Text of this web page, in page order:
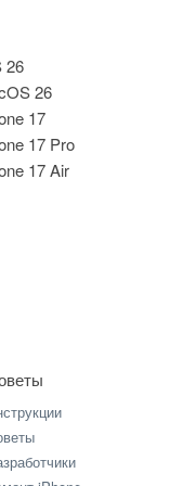
26
26
17
17 Pro
17 Air